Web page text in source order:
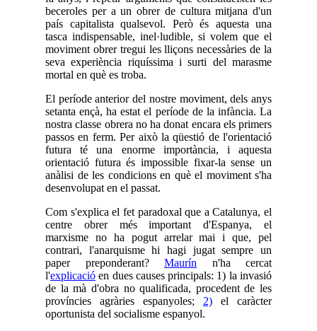
beceroles per a un obrer de cultura mitjana d'un
país capitalista qualsevol. Però és aquesta una
tasca indispensable, inel·ludible, si volem que el
moviment obrer tregui les lliçons necessàries de la
seva experiència riquíssima i surti del marasme
mortal en què es troba.
El període anterior del nostre moviment, dels anys
setanta ençà, ha estat el període de la infància. La
nostra classe obrera no ha donat encara els primers
passos en ferm. Per això la qüestió de l'orientació
futura té una enorme importància, i aquesta
orientació futura és impossible fixar-la sense un
anàlisi de les condicions en què el moviment s'ha
desenvolupat en el passat.
Com s'explica el fet paradoxal que a Catalunya, el
centre obrer més important d'Espanya, el
marxisme no ha pogut arrelar mai i que, pel
contrari, l'anarquisme hi hagi jugat sempre un
paper preponderant? Maurín n'ha cercat
l'explicació en dues causes principals: 1) la invasió
de la mà d'obra no qualificada, procedent de les
províncies agràries espanyoles; 2) el caràcter
oportunista del socialisme espanyol.